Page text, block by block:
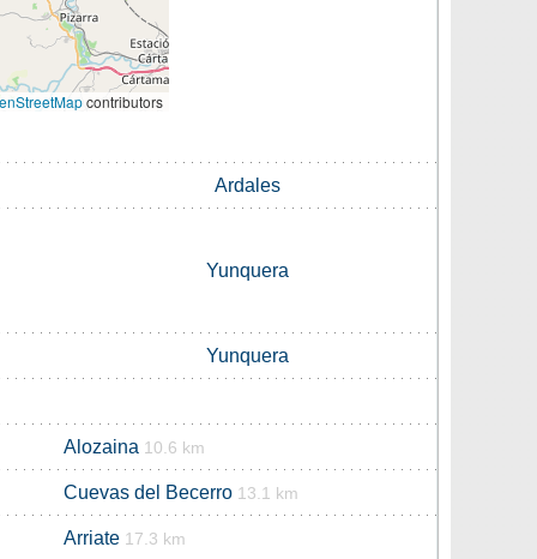
contributors
Ardales
Yunquera
Yunquera
Alozaina 10.6 km
Cuevas del Becerro 13.1 km
Arriate 17.3 km